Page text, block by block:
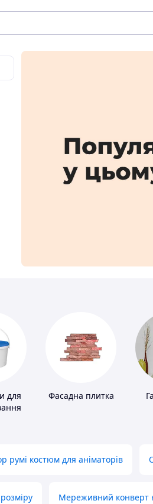
для
Фасадна плитка
румі костюм для аніматорів
Мереживний конверт